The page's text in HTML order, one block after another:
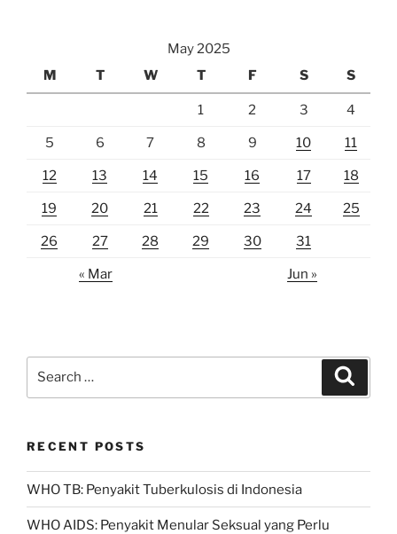
May 2025
M
T W T F S S
1 2 3 4
5 6 7 8 9 10 11
12 13 14 15 16 17 18
19 20 21 22 23 24 25
26 27 28 29 30 31
« Mar Jun »
RECENT POSTS
WHO TB: Penyakit Tuberkulosis di Indonesia
WHO AIDS: Penyakit Menular Seksual yang Perlu